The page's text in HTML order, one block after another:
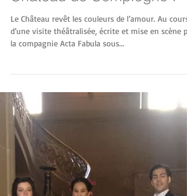
Château de Compiègne !
Le Château revêt les couleurs de l’amour. Au cours
d’une visite théâtralisée, écrite et mise en scène
la compagnie Acta Fabula sous...